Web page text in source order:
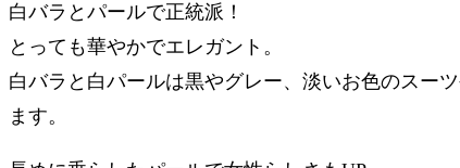
白バラとパールで正統派！
とっても華やかでエレガント。
白バラと白パールは黒やグレー、淡いお色のスー
ます。